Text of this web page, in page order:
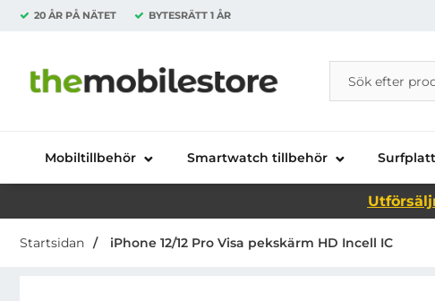
20 ÅR PÅ NÄTET BYTESRÄTT 1 ÅR
Startsidan för Danira Telecom AB
Sök
Sök på Danira
Mobiltillbehör Smartwatch tillbehör
Startsidan iPhone 12/12 Pro Visa pekskärm HD Incell IC